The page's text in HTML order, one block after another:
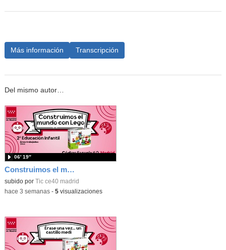
Más información Transcripción
Del mismo autor…
Construimos el mundo con Lego
subido por Tic ce40 madrid
06′ 19″
-hace 3 semanas- 5visualizaciones